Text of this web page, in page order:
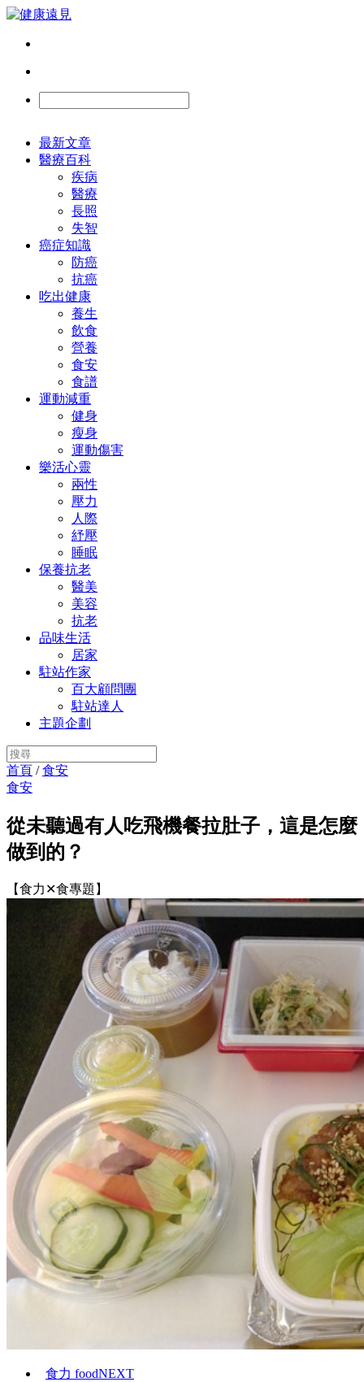
最新文章
醫療百科
疾病
醫療
長照
失智
癌症知識
防癌
抗癌
吃出健康
養生
飲食
營養
食安
食譜
運動減重
健身
瘦身
運動傷害
樂活心靈
兩性
壓力
人際
紓壓
睡眠
保養抗老
醫美
美容
抗老
品味生活
居家
駐站作家
百大顧問團
駐站達人
主題企劃
首頁 /食安
食安
從未聽過有人吃飛機餐拉肚子，這是怎麼
做到的？
【食力✕食專題】
食力 foodNEXT